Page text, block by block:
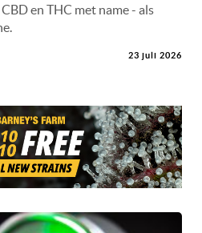
en THC met name - als
23 juli 2026